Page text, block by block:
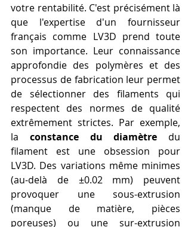
votre rentabilité. C'est précisément là
que l'expertise d'un fournisseur
français comme LV3D prend toute
son importance. Leur connaissance
approfondie des polymères et des
processus de fabrication leur permet
de sélectionner des filaments qui
respectent des normes de qualité
extrêmement strictes. Par exemple,
la constance du diamètre du
filament est une obsession pour
LV3D. Des variations même minimes
(au-delà de ±0.02 mm) peuvent
provoquer une sous-extrusion
(manque de matière, pièces
poreuses) ou une sur-extrusion